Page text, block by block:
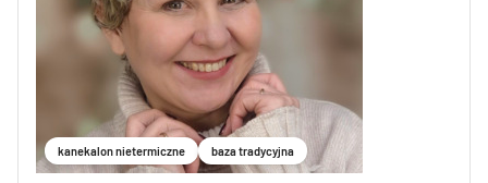
kanekalon nietermiczne baza tradycyjna